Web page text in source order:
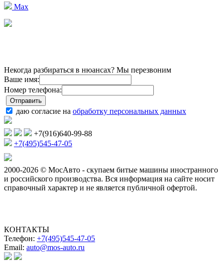
Max
Некогда разбираться в нюансах? Мы перезвоним
Ваше имя:
Номер телефона:
даю согласие на обработку персональных данных
+7(916)640-99-88
+7(495)545-47-05
2000-2026 © МосАвто - скупаем битые машины иностранного
и российского производства. Вся информация на сайте носит
справочный характер и не является публичной офертой.
КОНТАКТЫ
Телефон: +7(495)545-47-05
Email: auto@mos-auto.ru